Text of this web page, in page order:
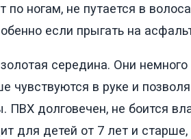
по ногам, не путается в
если прыгать на
середина. Они
чувствуются в руке и
долговечен, не боится
для детей от 7 лет и